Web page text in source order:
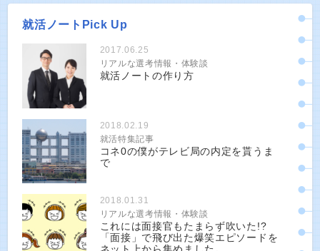
就活ノートPick Up
2017.06.25
リアルな選考情報・体験談
就活ノートの作り方
2018.02.19
就活特集記事
コネ0の僕がテレビ局の内定を貰うま
で
2018.01.31
リアルな選考情報・体験談
これには面接官もたまらず吹いた!?
「面接」で飛び出た爆笑エピソードを